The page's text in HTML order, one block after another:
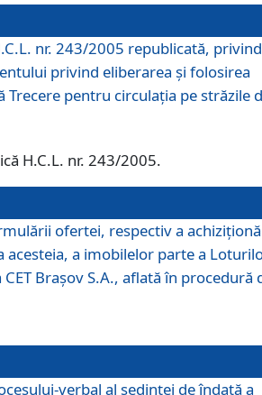
nr. 243/2005 republicată, privind
privind eliberarea şi folosirea
Trecere pentru circulația pe străzile
H.C.L. nr. 243/2005.
ofertei, respectiv a
acesteia, a imobilelor parte a
Brașov S.A., aflată în procedură
verbal al şedinţei de îndată a